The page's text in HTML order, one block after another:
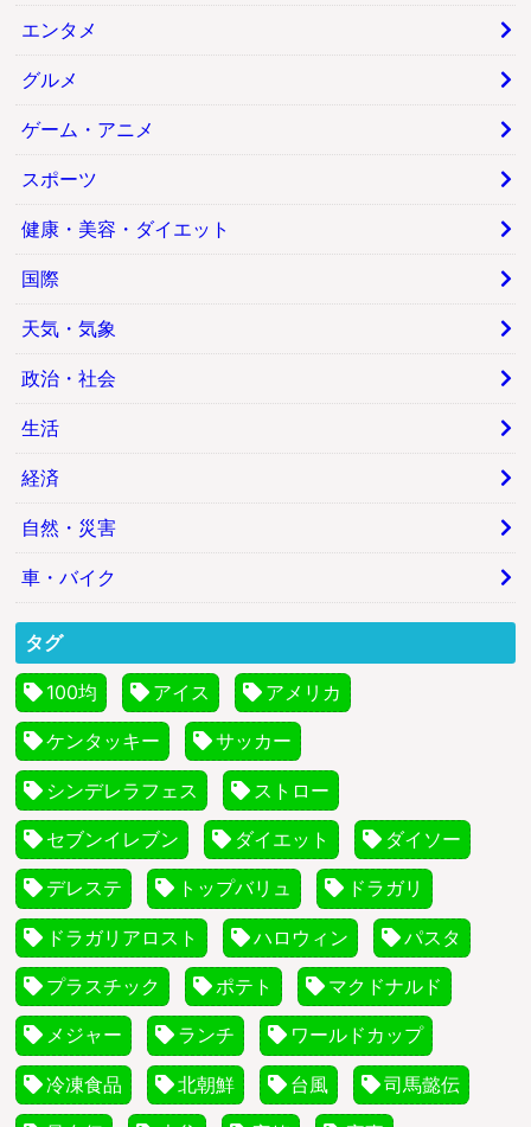
エンタメ
グルメ
ゲーム・アニメ
スポーツ
健康・美容・ダイエット
国際
天気・気象
政治・社会
生活
経済
自然・災害
車・バイク
タグ
100均 アイス アメリカ
ケンタッキー サッカー
シンデレラフェス ストロー
セブンイレブン ダイエット ダイソー
デレステ トップバリュ ドラガリ
ドラガリアロスト ハロウィン パスタ
プラスチック ポテト マクドナルド
メジャー ランチ ワールドカップ
冷凍食品 北朝鮮 台風 司馬懿伝